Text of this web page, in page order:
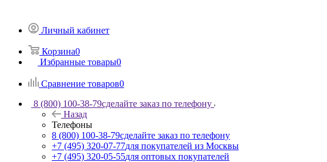
Личный кабинет
Корзина0
Избранные товары0
Сравнение товаров0
8 (800) 100-38-79сделайте заказ по телефону
Назад
Телефоны
8 (800) 100-38-79сделайте заказ по телефону
+7 (495) 320-07-77для покупателей из Москвы
+7 (495) 320-05-55для оптовых покупателей